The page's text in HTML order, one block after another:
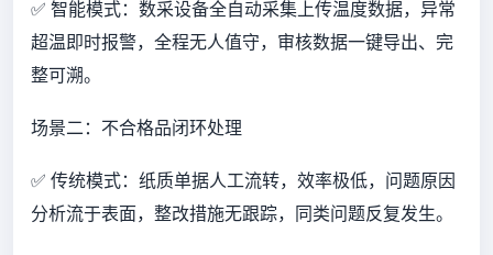
✅ 智能模式：数采设备全自动采集上传温度数据，异常
超温即时报警，全程无人值守，审核数据一键导出、完
整可溯。
场景二：不合格品闭环处理
✅ 传统模式：纸质单据人工流转，效率极低，问题原因
分析流于表面，整改措施无跟踪，同类问题反复发生。